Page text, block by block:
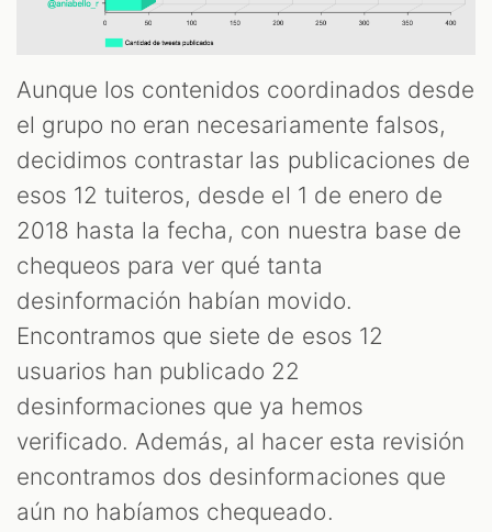
Aunque los contenidos coordinados desde
el grupo no eran necesariamente falsos,
decidimos contrastar las publicaciones de
esos 12 tuiteros, desde el 1 de enero de
2018 hasta la fecha, con nuestra base de
chequeos para ver qué tanta
desinformación habían movido.
Encontramos que siete de esos 12
usuarios han publicado 22
desinformaciones que ya hemos
verificado. Además, al hacer esta revisión
encontramos dos desinformaciones que
aún no habíamos chequeado.